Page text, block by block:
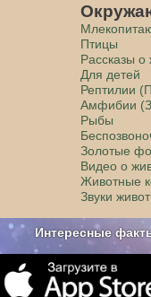
Птицы
Рассказы о
Для детей
Рептилии
Амфибии
Рыбы
Золотые
Видео о
Животные
Звуки
Интересные
рекламы